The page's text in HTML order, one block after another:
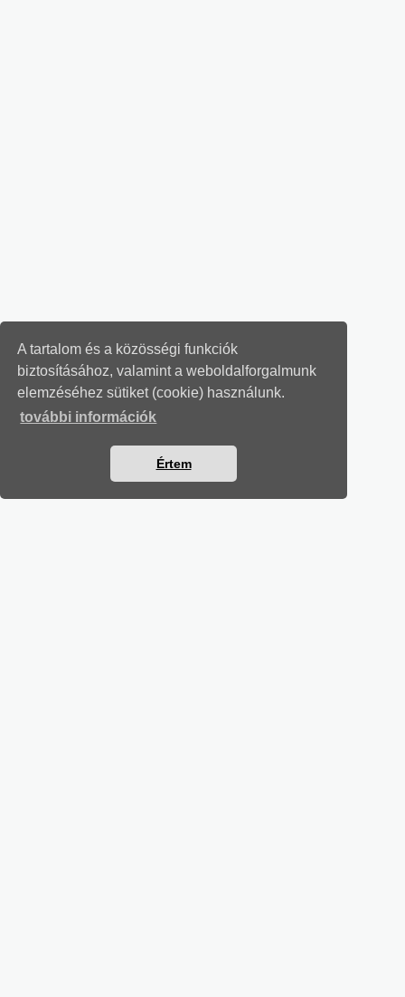
A tartalom és a közösségi funkciók
biztosításához, valamint a weboldalforgalmunk
elemzéséhez sütiket (cookie) használunk.
további információk
Értem